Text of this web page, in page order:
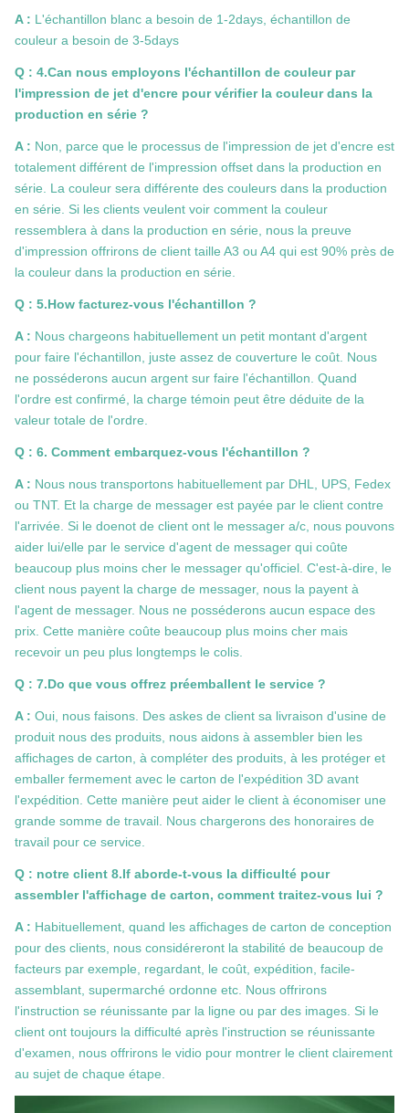
A : L'échantillon blanc a besoin de 1-2days, échantillon de
couleur a besoin de 3-5days
Q : 4.Can nous employons l'échantillon de couleur par
l'impression de jet d'encre pour vérifier la couleur dans la
production en série ?
A : Non, parce que le processus de l'impression de jet d'encre est
totalement différent de l'impression offset dans la production en
série. La couleur sera différente des couleurs dans la production
en série. Si les clients veulent voir comment la couleur
ressemblera à dans la production en série, nous la preuve
d'impression offrirons de client taille A3 ou A4 qui est 90% près de
la couleur dans la production en série.
Q : 5.How facturez-vous l'échantillon ?
A : Nous chargeons habituellement un petit montant d'argent
pour faire l'échantillon, juste assez de couverture le coût. Nous
ne posséderons aucun argent sur faire l'échantillon. Quand
l'ordre est confirmé, la charge témoin peut être déduite de la
valeur totale de l'ordre.
Q : 6. Comment embarquez-vous l'échantillon ?
A : Nous nous transportons habituellement par DHL, UPS, Fedex
ou TNT. Et la charge de messager est payée par le client contre
l'arrivée. Si le doenot de client ont le messager a/c, nous pouvons
aider lui/elle par le service d'agent de messager qui coûte
beaucoup plus moins cher le messager qu'officiel. C'est-à-dire, le
client nous payent la charge de messager, nous la payent à
l'agent de messager. Nous ne posséderons aucun espace des
prix. Cette manière coûte beaucoup plus moins cher mais
recevoir un peu plus longtemps le colis.
Q : 7.Do que vous offrez préemballent le service ?
A : Oui, nous faisons. Des askes de client sa livraison d'usine de
produit nous des produits, nous aidons à assembler bien les
affichages de carton, à compléter des produits, à les protéger et
emballer fermement avec le carton de l'expédition 3D avant
l'expédition. Cette manière peut aider le client à économiser une
grande somme de travail. Nous chargerons des honoraires de
travail pour ce service.
Q : notre client 8.If aborde-t-vous la difficulté pour
assembler l'affichage de carton, comment traitez-vous lui ?
A : Habituellement, quand les affichages de carton de conception
pour des clients, nous considéreront la stabilité de beaucoup de
facteurs par exemple, regardant, le coût, expédition, facile-
assemblant, supermarché ordonne etc. Nous offrirons
l'instruction se réunissante par la ligne ou par des images. Si le
client ont toujours la difficulté après l'instruction se réunissante
d'examen, nous offrirons le vidio pour montrer le client clairement
au sujet de chaque étape.